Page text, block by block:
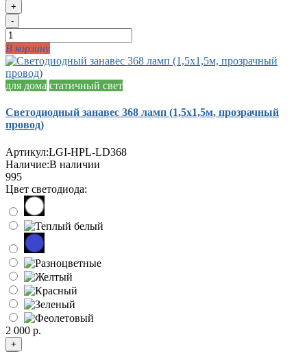
+
-
В корзину
для дома статичный свет
Светодиодный занавес 368 ламп (1,5х1,5м, прозрачный
провод)
Артикул:LGI-HPL-LD368
Наличие:В наличии
995
Цвет светодиода:
2 000 р.
+